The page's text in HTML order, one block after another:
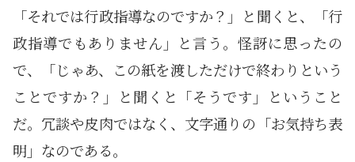
「それでは行政指導なのですか？」と聞くと、「行
政指導でもありません」と言う。怪訝に思ったの
で、「じゃあ、この紙を渡しただけで終わりという
ことですか？」と聞くと「そうです」ということ
だ。冗談や皮肉ではなく、文字通りの「お気持ち表
明」なのである。